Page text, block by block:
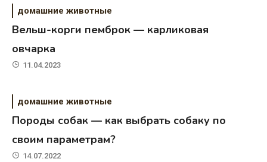
домашние животные
Вельш-корги пемброк — карликовая
овчарка
11.04.2023
домашние животные
Породы собак — как выбрать собаку по
своим параметрам?
14.07.2022